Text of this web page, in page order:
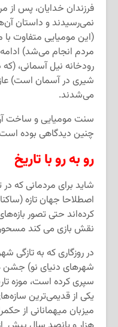
فرزندان خدایان، پس از
نمیرسیدند و داستان آن
(این مومیایی متفاوت با
مردم انجام میشد)
رودخانه نیل آسمانی،
شیری در آسمان است)
میشدند.
سنت مومیایی و ساخت
چنین دیدگاهی بوده
رو به رو با تاریخ
شاید برای مردمانی که
اصطلاحا جهان تازه
کردهاند حتی تصور بازه
نقش بازی می کند
در روزگاری که به تازگی
شهرهای دنیای نو) جشن
سپری کرده است، موزه
یکی از قدیمیترین سازه
میزبان میهمانانی از